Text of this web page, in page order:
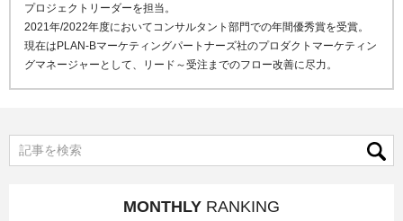
プロジェクトリーダーを担当。
2021年/2022年度においてコンサルタント部門での年間優秀賞を受賞。
現在はPLAN-Bマーケティングパートナーズ社のプロダクトマーケティン
グマネージャーとして、リード～受注までのフロー改善に尽力。
MONTHLY RANKING